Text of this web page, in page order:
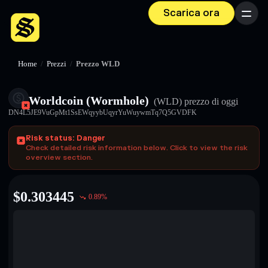
Scarica ora Menu
Home / Prezzi / Prezzo WLD
Worldcoin (Wormhole) (WLD) prezzo di oggi
DN4L5JE9VuGpMt1SsEWqyybUqyrYuWuywmTq7Q5GVDFK
Risk status: Danger
Check detailed risk information below. Click to view the risk
overview section.
$0.303445 0.89%